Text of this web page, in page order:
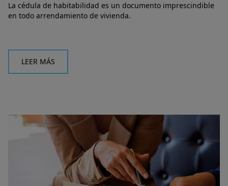
La cédula de habitabilidad es un documento imprescindible
en todo arrendamiento de vivienda.
LEER MÁS